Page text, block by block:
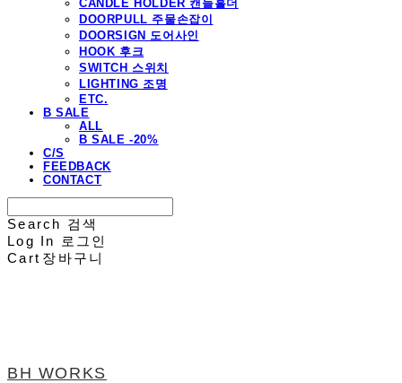
CANDLE HOLDER 캔들홀더
DOORPULL 주물손잡이
DOORSIGN 도어사인
HOOK 후크
SWITCH 스위치
LIGHTING 조명
ETC.
B SALE
ALL
B SALE -20%
C/S
FEEDBACK
CONTACT
Search 검색
Log In
로그인
Cart 장바구니
BH WORKS